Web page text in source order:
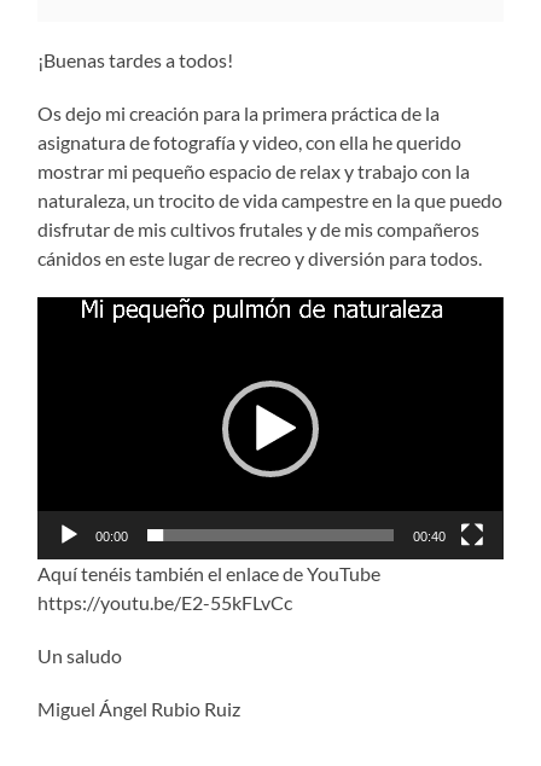
¡Buenas tardes a todos!
Os dejo mi creación para la primera práctica de la
asignatura de fotografía y video, con ella he querido
mostrar mi pequeño espacio de relax y trabajo con la
naturaleza, un trocito de vida campestre en la que puedo
disfrutar de mis cultivos frutales y de mis compañeros
cánidos en este lugar de recreo y diversión para todos.
Reproductor
00:00 00:40
Aquí tenéis también el enlace de YouTube
https://youtu.be/E2-55kFLvCc
Un saludo
Miguel Ángel Rubio Ruiz